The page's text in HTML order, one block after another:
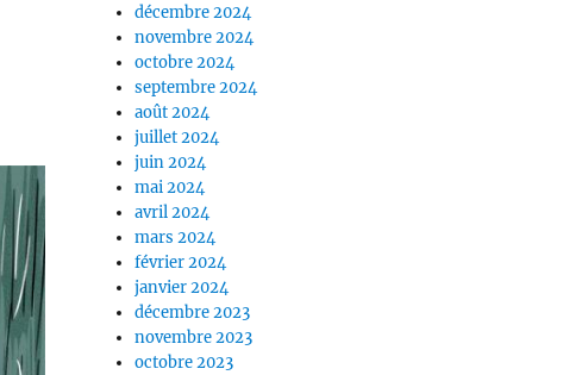
décembre 2024
novembre 2024
octobre 2024
septembre 2024
août 2024
juillet 2024
juin 2024
mai 2024
avril 2024
mars 2024
février 2024
janvier 2024
décembre 2023
novembre 2023
octobre 2023